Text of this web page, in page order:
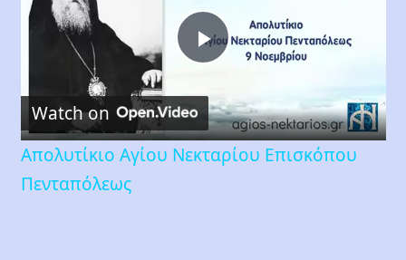
Play
Video
Watch on
Απολυτίκιο Αγίου Νεκταρίου Επισκόπου
Πενταπόλεως